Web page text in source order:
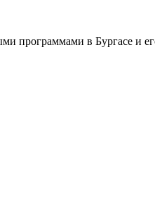
программами в Бургасе и